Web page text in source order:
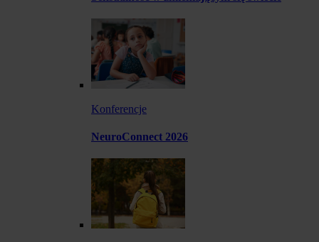
Konferencje
NeuroConnect 2026